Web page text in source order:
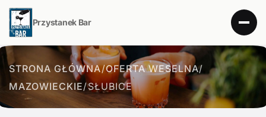
Przystanek Bar
STRONA GŁÓWNA/OFERTA WESELNA/
MAZOWIECKIE/SŁUBICE